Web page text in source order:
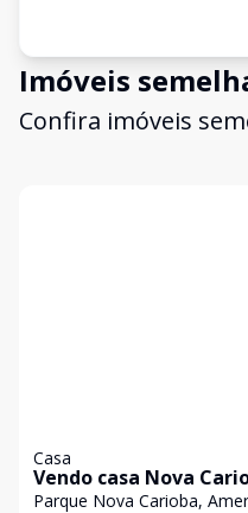
Imóveis
Confira imóveis
Casa
Vendo casa Nova
Parque Nova Carioba,